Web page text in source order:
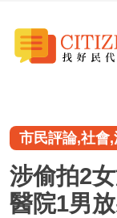
市民評論,社會
涉偷拍2
醫院1男